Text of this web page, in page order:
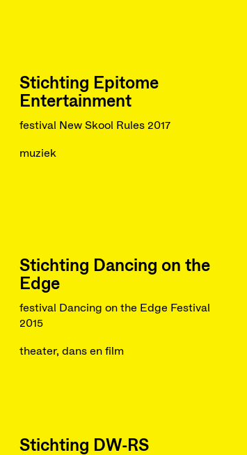
Stichting Epitome
Entertainment
festival New Skool Rules 2017
muziek
Stichting Dancing on the
Edge
festival Dancing on the Edge Festival
2015
theater, dans en film
Stichting DW-RS